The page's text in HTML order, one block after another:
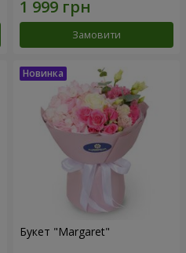
Замовити
Букет "Margaret"